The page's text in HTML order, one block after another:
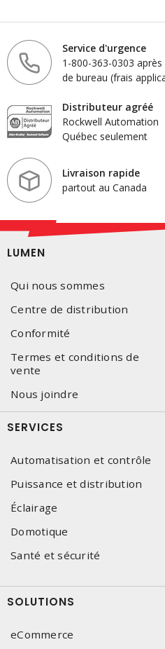
Service d'urgence
1-800-363-0303 après
de bureau (frais
Distributeur agréé
Rockwell Automation
Québec seulement
Livraison rapide
partout au Canada
LUMEN
Qui nous sommes
Centre de distribution
Conformité
Termes et conditions de
vente
Nous joindre
SERVICES
Automatisation et contrôle
Puissance et distribution
Éclairage
Domotique
Santé et sécurité
SOLUTIONS
eCommerce